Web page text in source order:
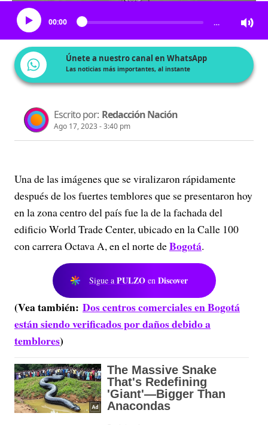
00:00 …
Únete a nuestro canal en WhatsApp
Las noticias más importantes, al instante
Escrito por: Redacción Nación
Ago 17, 2023 - 3:40 pm
Una de las imágenes que se viralizaron rápidamente
después de los fuertes temblores que se presentaron hoy
en la zona centro del país fue la de la fachada del
edificio World Trade Center, ubicado en la Calle 100
con carrera Octava A, en el norte deBogotá.
Sigue a PULZO en Discover
(Vea también: Dos centros comerciales en Bogotá
están siendo verificados por daños debido a
temblores)